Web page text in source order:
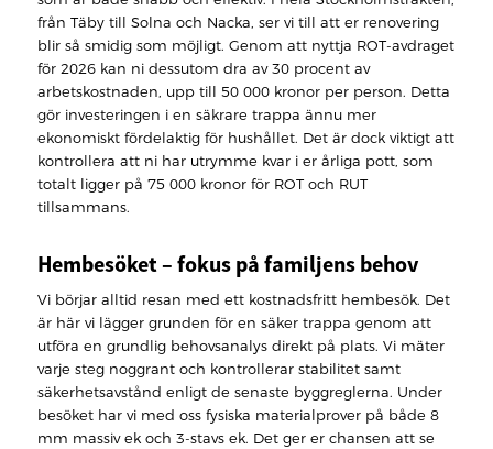
från Täby till Solna och Nacka, ser vi till att er renovering
blir så smidig som möjligt. Genom att nyttja ROT-avdraget
för 2026 kan ni dessutom dra av 30 procent av
arbetskostnaden, upp till 50 000 kronor per person. Detta
gör investeringen i en säkrare trappa ännu mer
ekonomiskt fördelaktig för hushållet. Det är dock viktigt att
kontrollera att ni har utrymme kvar i er årliga pott, som
totalt ligger på 75 000 kronor för ROT och RUT
tillsammans.
Hembesöket – fokus på familjens behov
Vi börjar alltid resan med ett kostnadsfritt hembesök. Det
är här vi lägger grunden för en säker trappa genom att
utföra en grundlig behovsanalys direkt på plats. Vi mäter
varje steg noggrant och kontrollerar stabilitet samt
säkerhetsavstånd enligt de senaste byggreglerna. Under
besöket har vi med oss fysiska materialprover på både 8
mm massiv ek och 3-stavs ek. Det ger er chansen att se